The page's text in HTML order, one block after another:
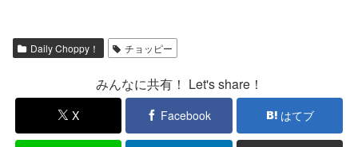
Daily Choppy！ チョッピー
みんなに共有！ Let's share！
X Facebook はてブ